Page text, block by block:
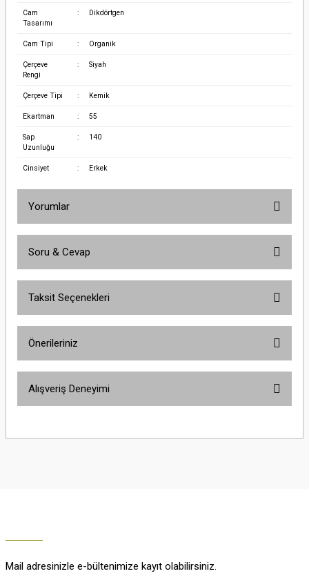
Cam
Tasarımı
: Dikdörtgen
Cam Tipi : Organik
Çerçeve
Rengi
: Siyah
Çerçeve Tipi : Kemik
Ekartman : 55
Sap
Uzunluğu
: 140
Cinsiyet : Erkek
Yorumlar
Soru & Cevap
Taksit Seçenekleri
Önerileriniz
yetersiz gördüğünüz noktaları öneri formunu kullanarak tarafımıza
Alışveriş Deneyimi
Mail adresinizle e-bültenimize kayıt olabilirsiniz.